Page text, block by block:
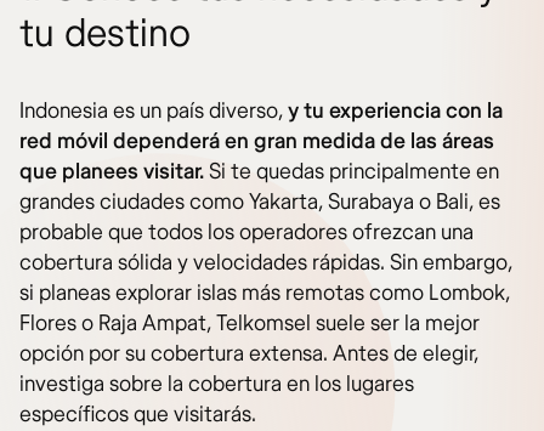
tu destino
Indonesia es un país diverso,ytu experiencia con la
red móvil dependerá en gran medida de las áreas
que planees visitar.Si te quedas principalmente en
grandes ciudades como Yakarta, Surabaya o Bali, es
probable que todos los operadores ofrezcan una
cobertura sólida y velocidades rápidas. Sin embargo,
si planeas explorar islas más remotas como Lombok,
Flores o Raja Ampat, Telkomsel suele ser la mejor
opción por su cobertura extensa. Antes de elegir,
investiga sobre la cobertura en los lugares
específicos que visitarás.